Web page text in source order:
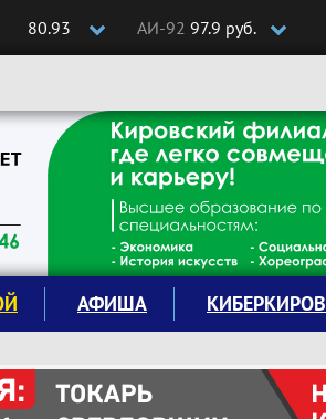
80.93 АИ-92 97.9 руб.
АФИША КИБЕРКИРОВ